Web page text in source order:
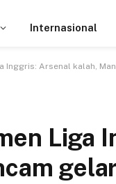
Internasional
Inggris: Arsenal kalah,
Liga